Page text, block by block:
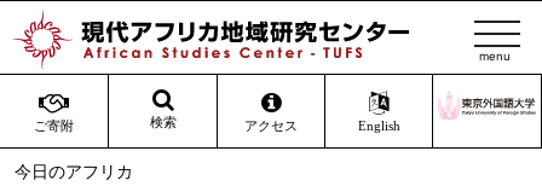
ご寄附 検索 アクセス English
t
o
g
l
今日のアフリカ